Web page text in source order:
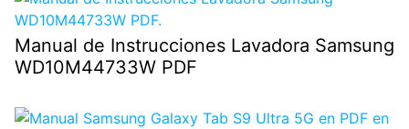
Manual de Instrucciones Lavadora Samsung
WD10M44733W PDF